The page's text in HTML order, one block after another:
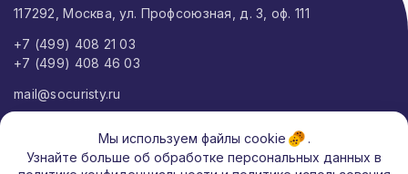
117292, Москва, ул. Профсоюзная, д. 3, оф. 111
+7 (499) 408 21 03
+7 (499) 408 46 03
mail@socuristy.ru
Мы используем файлы cookie .
Узнайте больше об обработке персональных данных в